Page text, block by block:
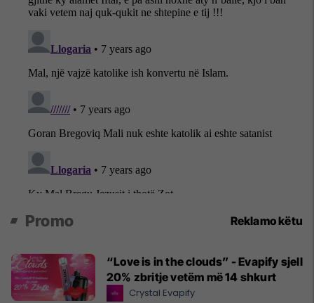
Promo Reklamo këtu
“Love is in the clouds” - Evapify sjell
20% zbritje vetëm më 14 shkurt
Crystal Evapify